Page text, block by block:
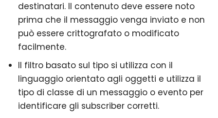
destinatari. Il contenuto deve essere noto
prima che il messaggio venga inviato e non
può essere crittografato o modificato
facilmente.
Il filtro basato sul tipo si utilizza con il
linguaggio orientato agli oggetti e utilizza il
tipo di classe di un messaggio o evento per
identificare gli subscriber corretti.